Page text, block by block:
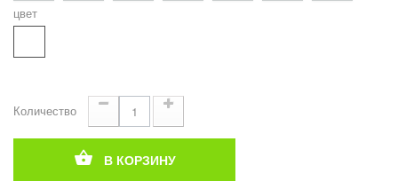
цвет
Количество
В КОРЗИНУ